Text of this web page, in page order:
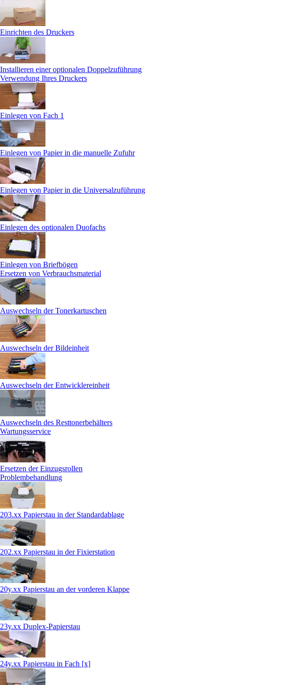
Einrichten des Druckers
Installieren einer optionalen Doppelzuführung
Verwendung Ihres Druckers
Einlegen von Fach 1
Einlegen von Papier in die manuelle Zufuhr
Einlegen von Papier in die Universalzuführung
Einlegen des optionalen Duofachs
Einlegen von Briefbögen
Ersetzen von Verbrauchsmaterial
Auswechseln der Tonerkartuschen
Auswechseln der Bildeinheit
Auswechseln der Entwicklereinheit
Auswechseln des Resttonerbehälters
Wartungsservice
Ersetzen der Einzugsrollen
Problembehandlung
203.xx Papierstau in der Standardablage
202.xx Papierstau in der Fixierstation
20y.xx Papierstau an der vorderen Klappe
23y.xx Duplex-Papierstau
24y.xx Papierstau in Fach [x]